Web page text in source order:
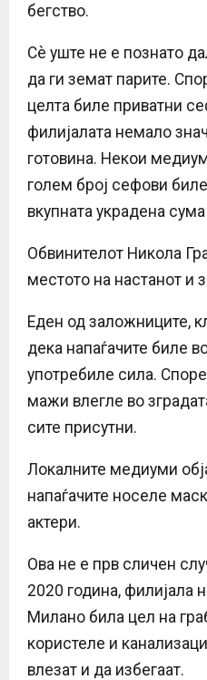
бегство.
Сè уште не е познато
да ги земат парите.
целта биле приватни
филијалата немало
готовина. Некои
голем број сефови
вкупната украдена
Обвинителот Никола
местото на настанот и
Еден од заложниците,
дека напаѓачите биле
употребиле сила.
мажи влегле во
сите присутни.
Локалните медиуми
напаѓачите носеле
актери.
Ова не е прв сличен
2020 година, филијала
Милано била цел на
користеле и
влезат и да избегаат.